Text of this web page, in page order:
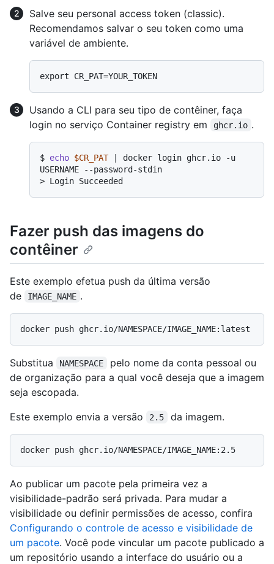
Salve seu personal access token (classic).
Recomendamos salvar o seu token como uma
variável de ambiente.
Usando a CLI para seu tipo de contêiner, faça
login no serviço Container registry em
ghcr.io .
$ echo $CR_PAT | docker login ghcr.io -u
USERNAME --password-stdin
> Login Succeeded
Fazer push das imagens do
contêiner
Este exemplo efetua push da última versão
de
IMAGE_NAME .
Substitua NAMESPACE
pelo nome da conta pessoal ou
de organização para a qual você deseja que a imagem
seja escopada.
Este exemplo envia a versão
2.5 da imagem.
Ao publicar um pacote pela primeira vez a
visibilidade-padrão será privada. Para mudar a
visibilidade ou definir permissões de acesso, confira
Configurando o controle de acesso e visibilidade de
um pacote. Você pode vincular um pacote publicado a
um repositório usando a interface do usuário ou a